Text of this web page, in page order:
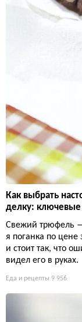
Как выбрать
делку: ключевые
Свежий трюфель
я поганка по цене
и стоит так, что
видел его в руках.
Еда и рецепты 9 956